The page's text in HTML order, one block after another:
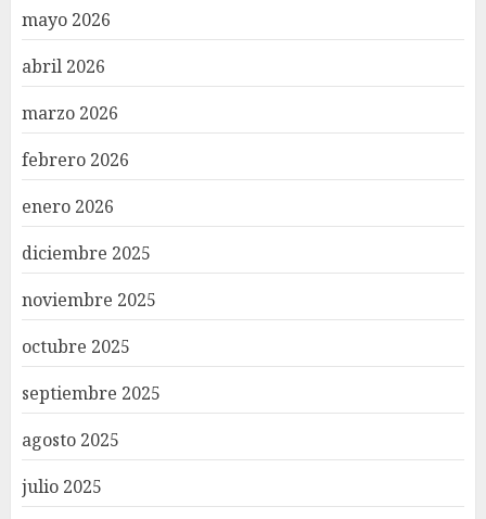
mayo 2026
abril 2026
marzo 2026
febrero 2026
enero 2026
diciembre 2025
noviembre 2025
octubre 2025
septiembre 2025
agosto 2025
julio 2025